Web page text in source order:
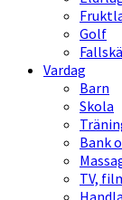
Golf
Vardag
Barn
Skola
Bank
TV,